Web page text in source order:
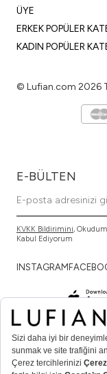
ÜYE
ERKEK POPÜLER
KADIN POPÜLER
© Lufian.com 2026
E-BÜLTEN
KVKK Bildirimini,
Kabul Ediyorum
INSTAGRAM
TÜRKÇE
KURUMSAL
ALIŞVERİŞ